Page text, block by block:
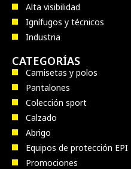
Alta visibilidad
Ignífugos y técnicos
Industria
CATEGORÍAS
Camisetas y polos
Pantalones
Colección sport
Calzado
Abrigo
Equipos de protección EPI
Promociones